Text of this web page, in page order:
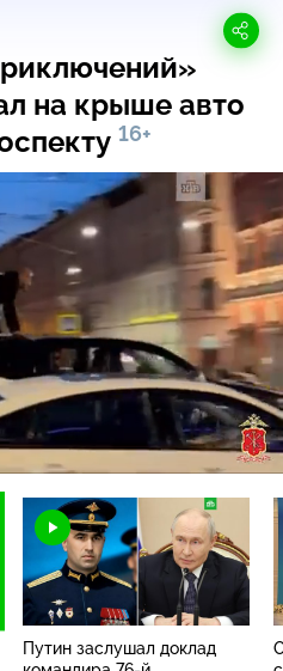
на крыше авто
16+
:
Путин заслушал доклад